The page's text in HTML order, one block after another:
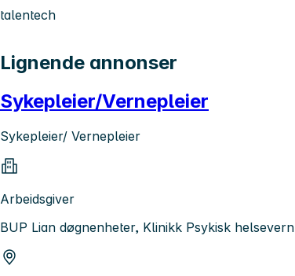
talentech
Lignende annonser
Sykepleier/Vernepleier
Sykepleier/ Vernepleier
Arbeidsgiver
BUP Lian døgnenheter, Klinikk Psykisk helsevern